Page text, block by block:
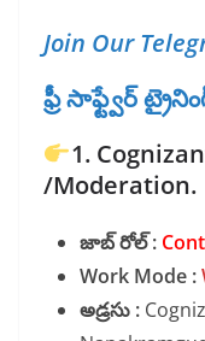
Join Our
ఫ్రీ సాఫ్ట్వేర్
1.
/Moderation.
జాబ్ రోల్ :
Work Mode :
అడ్రసు :